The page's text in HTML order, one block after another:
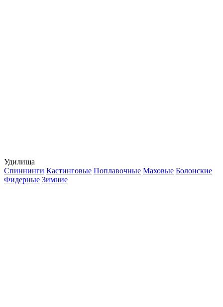
Удилища
Спиннинги Кастинговые Поплавочные Маховые Болонские
Фидерные Зимние